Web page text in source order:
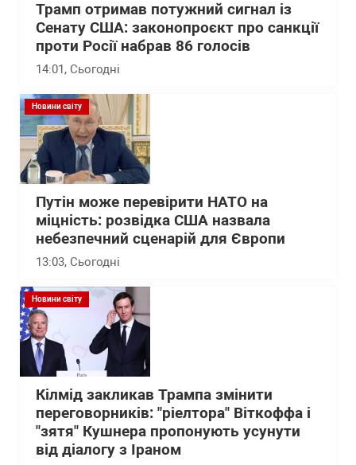
Трамп отримав потужний сигнал із
Сенату США: законопроєкт про санкції
проти Росії набрав 86 голосів
14:01 , Сьогодні
Новини світу
Путін може перевірити НАТО на
міцність: розвідка США назвала
небезпечний сценарій для Європи
13:03, Сьогодні
Новини світу
Кілмід закликав Трампа змінити
переговорників: "ріелтора" Віткоффа і
"зятя" Кушнера пропонують усунути
від діалогу з Іраном